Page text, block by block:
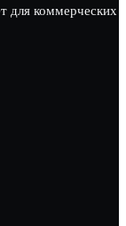
для коммерческих